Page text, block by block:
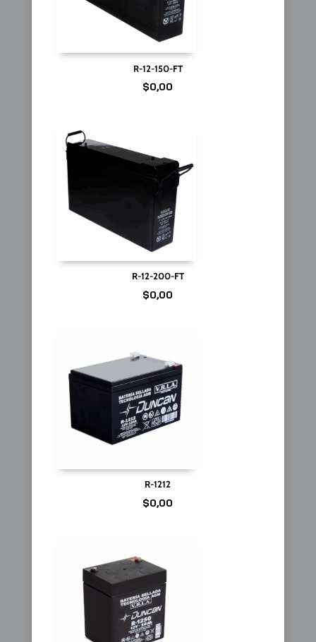
R-12-150-FT
$0,00
R-12-200-FT
$0,00
R-1212
$0,00